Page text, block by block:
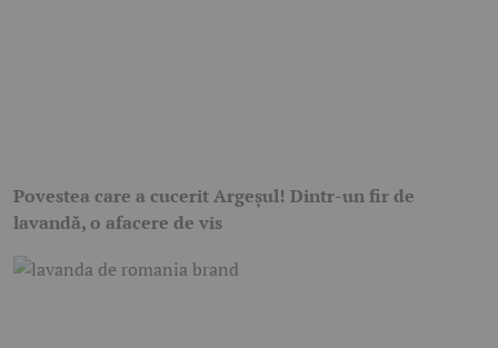
Povestea care a cucerit Argeșul! Dintr-un fir de
lavandă, o afacere de vis